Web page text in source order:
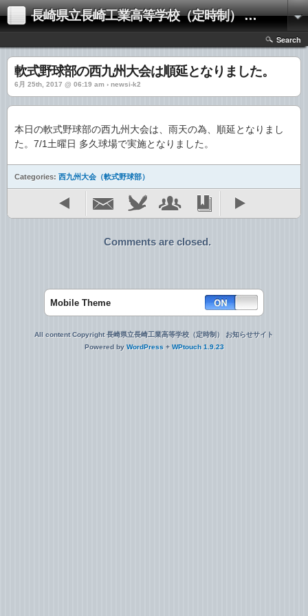
長崎県立長崎工業高等学校（定時制） お知らせサイト
Search
軟式野球部の西九州大会は順延となりました。
6月 25th, 2017 @ 06:19 am › newsi-k2
本日の軟式野球部の西九州大会は、雨天の為、順延となりまし
た。7/1土曜日 多久球場で実施となりました。
Categories: 西九州大会（軟式野球部）
Comments are closed.
Mobile Theme
All content Copyright 長崎県立長崎工業高等学校（定時制） お知らせサイト
Powered by WordPress + WPtouch 1.9.23